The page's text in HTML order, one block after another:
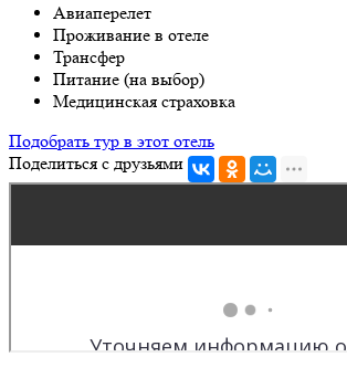
Авиаперелет
Проживание в отеле
Трансфер
Питание (на выбор)
Медицинская страховка
Подобрать тур в этот отель
Поделиться с друзьями